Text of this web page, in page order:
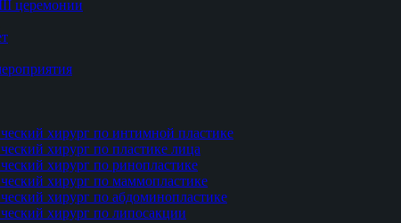
церемонии
хирург по интимной пластике
хирург по пластике лица
хирург по ринопластике
хирург по маммопластике
хирург по абдоминопластике
хирург по липосакции